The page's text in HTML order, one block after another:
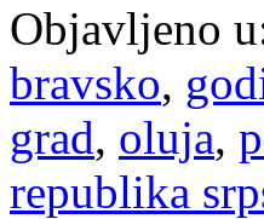
Objavljeno
bravsko,
grad, oluja,
republika